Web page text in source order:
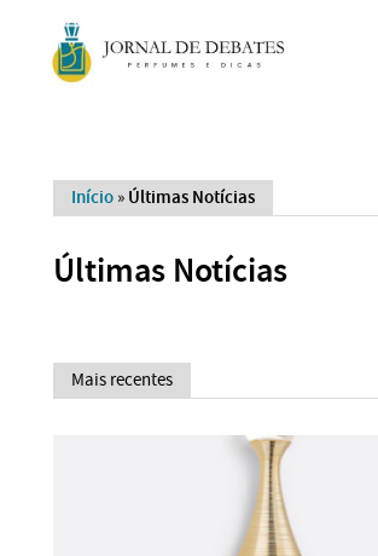
Início » Últimas Notícias
Últimas Notícias
Mais recentes